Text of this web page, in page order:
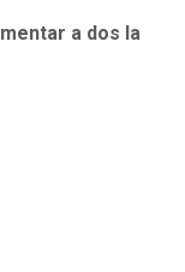
a dos la